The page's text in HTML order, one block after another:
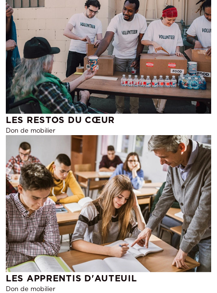
LES RESTOS DU CŒUR
Don de mobilier
LES APPRENTIS D'AUTEUIL
Don de mobilier